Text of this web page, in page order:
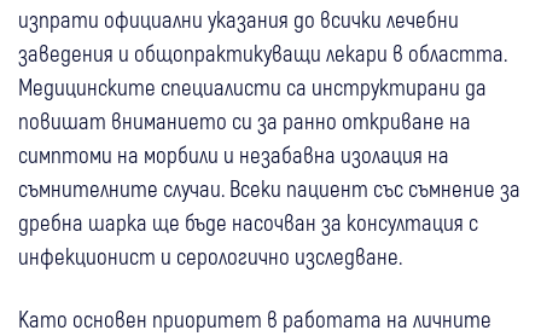
изпрати официални указания до всички лечебни
заведения и общопрактикуващи лекари в областта.
Медицинските специалисти са инструктирани да
повишат вниманието си за ранно откриване на
симптоми на морбили и незабавна изолация на
съмнителните случаи. Всеки пациент със съмнение за
дребна шарка ще бъде насочван за консултация с
инфекционист и серологично изследване.
Като основен приоритет в работата на личните